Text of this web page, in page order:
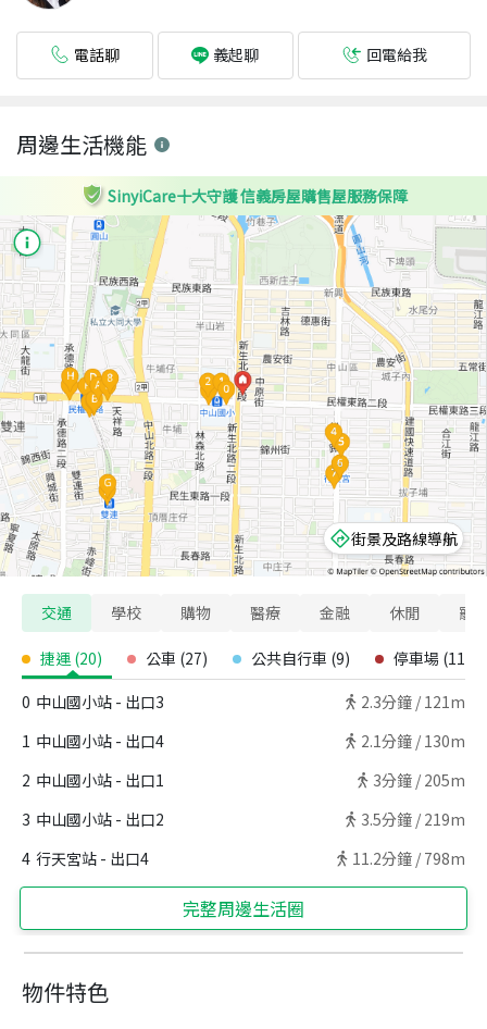
電話聊 義起聊 回電給我
物件特色
周邊生活機能
SinyiCare十大守護 信義房屋購售屋服務保障
街景及路線導航
交通 學校 購物 醫療 金融 休閒 寵
捷運 (20) 公車 (27) 公共自行車 (9) 停車場 (11
0 中山國小站 - 出口3 2.3分鐘 / 121m
1 中山國小站 - 出口4 2.1分鐘 / 130m
2 中山國小站 - 出口1 3分鐘 / 205m
3 中山國小站 - 出口2 3.5分鐘 / 219m
4 行天宮站 - 出口4 11.2分鐘 / 798m
完整周邊生活圈